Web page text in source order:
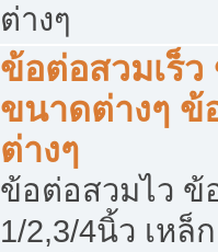
ต่างๆ
ข้อต่อสวมเร็
ขนาดต่างๆ ข้
ต่างๆ
ข้อต่อสวมไว ข้
1/2,3/4นิ้ว เหล็